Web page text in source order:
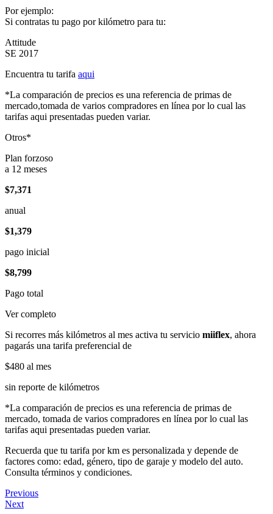
Por ejemplo:
Si contratas tu pago por kilómetro para tu:
Attitude
SE 2017
Encuentra tu tarifa aqui
*La comparación de precios es una referencia de primas de
mercado,tomada de varios compradores en línea por lo cual las
tarifas aqui presentadas pueden variar.
Otros*
Plan forzoso
a 12 meses
$7,371
anual
$1,379
pago inicial
$8,799
Pago total
Ver completo
Si recorres más kilómetros al mes activa tu servicio miiflex, ahora
pagarás una tarifa preferencial de
$480 al mes
sin reporte de kilómetros
*La comparación de precios es una referencia de primas de
mercado, tomada de varios compradores en línea por lo cual las
tarifas aqui presentadas pueden variar.
Recuerda que tu tarifa por km es personalizada y depende de
factores como: edad, género, tipo de garaje y modelo del auto.
Consulta términos y condiciones.
Previous
Next